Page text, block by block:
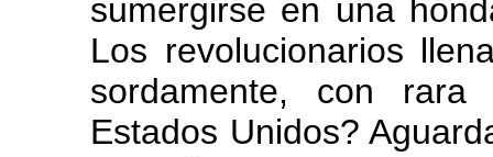
sumergirse en una
Los revolucionarios
sordamente, con
Estados Unidos?